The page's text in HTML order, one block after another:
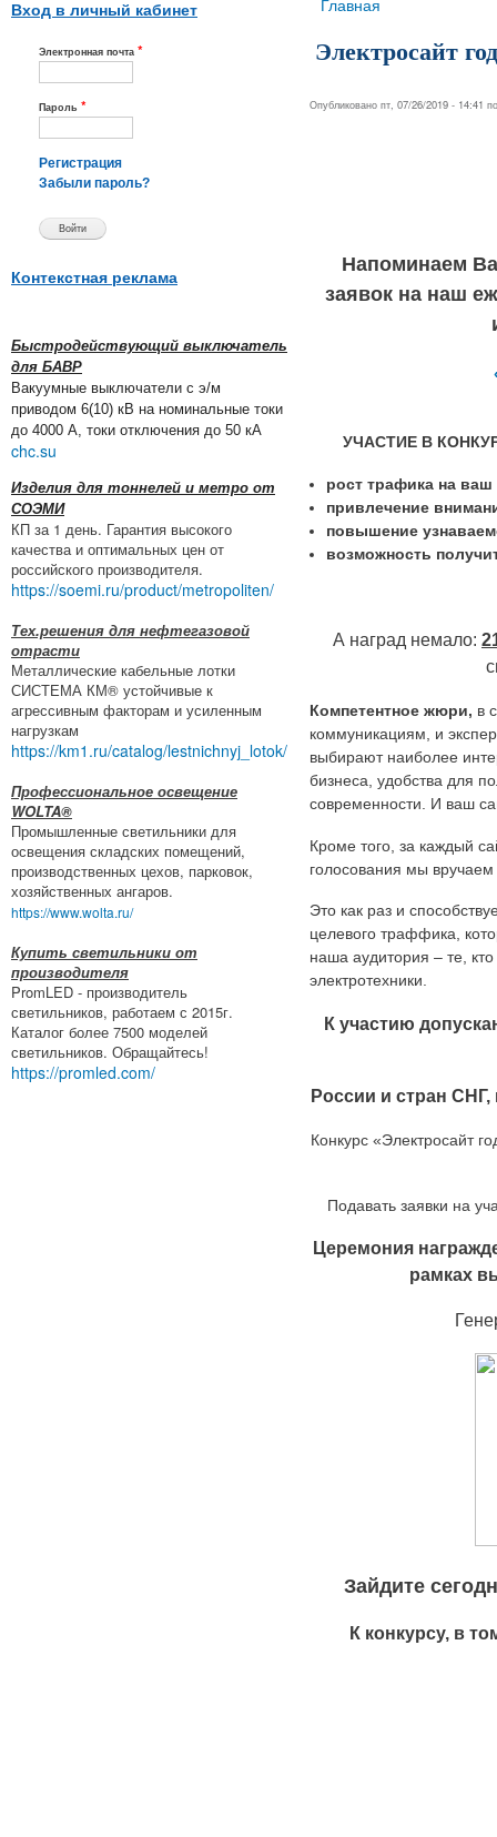
Вход в личный кабинет
Электронная почта *
Пароль *
Регистрация
Забыли пароль?
Контекстная реклама
Быстродействующий выключатель
для БАВР
Вакуумные выключатели с э/м
приводом 6(10) кВ на номинальные токи
до 4000 А, токи отключения до 50 кА
chc.su
Изделия для тоннелей и метро от
СОЭМИ
КП за 1 день. Гарантия высокого
качества и оптимальных цен от
российского производителя.
https://soemi.ru/product/metropoliten/
Тех.решения для нефтегазовой
отрасти
Металлические кабельные лотки
СИСТЕМА КМ® устойчивые к
агрессивным факторам и усиленным
нагрузкам
https://km1.ru/catalog/lestnichnyj_lotok/
Профессиональное освещение
WOLTA®
Промышленные светильники для
освещения складских помещений,
производственных цехов, парковок,
хозяйственных ангаров.
https://www.wolta.ru/
Купить светильники от
производителя
PromLED - производитель
светильников, работаем с 2015г.
Каталог более 7500 моделей
светильников. Обращайтесь!
https://promled.com/
Вы здесь
Главная
Электросайт
Опубликовано пт, 07/26/2019 - 14:41
Напоминаем
заявок на наш
УЧАСТИЕ В
рост трафика на ваш
привлечение
повышение
возможность
А наград немало:
Компетентное жюри, в
коммуникациям, и
выбирают наиболее
бизнеса, удобства для
современности. И ваш
Кроме того, за каждый
голосования мы вручаем
Это как раз и
целевого траффика,
наша аудитория – те,
электротехники.
К участию
России и стран
Конкурс «Электросайт
Подавать заявки на
Церемония
рамках
Зайдите
К конкурсу, в